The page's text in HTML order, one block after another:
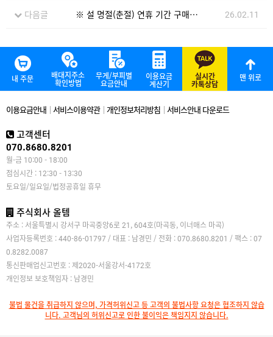
다음글 ※ 설 명절(춘절) 연휴 기간 구매대행 신청건 안내 사항 ※ 26.02.11
내 주문 배대지주소
확인방법
무게/부피별
요금안내
이용요금
계산기
실시간
카톡상담
맨 위로
이용요금안내 서비스이용약관 개인정보처리방침 서비스안내 다운로드
고객센터
070.8680.8201
월-금 10:00 - 18:00
점심시간 : 12:30 - 13:30
토요일/일요일/법정공휴일 휴무
주식회사 올템
주소 : 서울특별시 강서구 마곡중앙6로 21, 604호(마곡동, 이너매스 마곡)
사업자등록번호 : 440-86-01797 / 대표 : 남경민 / 전화 : 070.8680.8201 / 팩스 : 07
0.8282.0087
통신판매업신고번호 : 제2020-서울강서-4172호
개인정보 보호책임자 : 남경민
불법 물건을 취급하지 않으며, 가격허위신고 등 고객의 불법사항 요청은 협조하지 않습
니다. 고객님의 허위신고로 인한 불이익은 책임지지 않습니다.